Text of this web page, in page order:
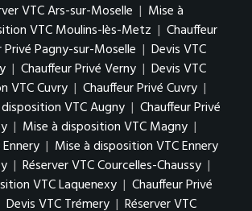
VTC Ars-sur-Moselle | Mise à
VTC Moulins-lès-Metz | Chauffeur
Privé Pagny-sur-Moselle | Devis VTC
| Chauffeur Privé Verny | Devis VTC
VTC Cuvry | Chauffeur Privé Cuvry |
VTC Augny | Chauffeur Privé
| Mise à disposition VTC Magny |
| Mise à disposition VTC Ennery
| Réserver VTC Courcelles-Chaussy |
VTC Laquenexy | Chauffeur Privé
Devis VTC Trémery | Réserver VTC